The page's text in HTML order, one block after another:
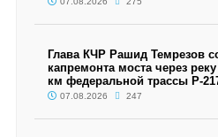
Глава КЧР Рашид Темрезов
капремонта моста через
км федеральной трассы Р-
07.08.2026 247